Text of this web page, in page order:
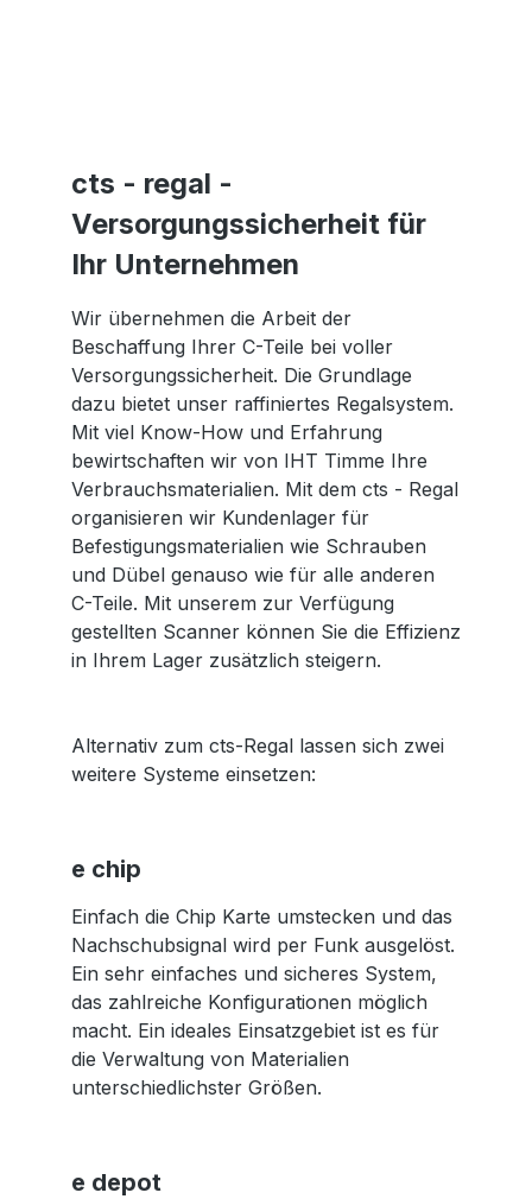
cts - regal -
Versorgungssicherheit für
Ihr Unternehmen
Wir übernehmen die Arbeit der
Beschaffung Ihrer C-Teile bei voller
Versorgungssicherheit. Die Grundlage
dazu bietet unser raffiniertes Regalsystem.
Mit viel Know-How und Erfahrung
bewirtschaften wir von IHT Timme Ihre
Verbrauchsmaterialien. Mit dem cts - Regal
organisieren wir Kundenlager für
Befestigungsmaterialien wie Schrauben
und Dübel genauso wie für alle anderen
C-Teile. Mit unserem zur Verfügung
gestellten Scanner können Sie die Effizienz
in Ihrem Lager zusätzlich steigern.
Alternativ zum cts-Regal lassen sich zwei
weitere Systeme einsetzen:
e chip
Einfach die Chip Karte umstecken und das
Nachschubsignal wird per Funk ausgelöst.
Ein sehr einfaches und sicheres System,
das zahlreiche Konfigurationen möglich
macht. Ein ideales Einsatzgebiet ist es für
die Verwaltung von Materialien
unterschiedlichster Größen.
e depot